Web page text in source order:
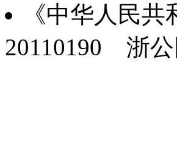
《中华人民
20110190 浙